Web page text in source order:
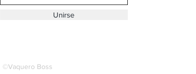
Unirse
©Vaquero Boss